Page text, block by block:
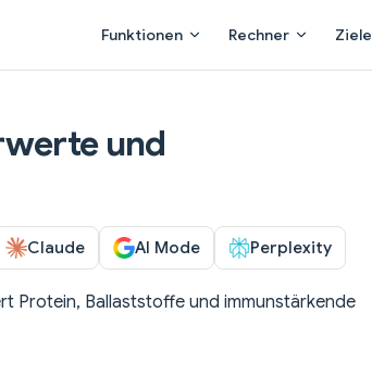
Funktionen Rechner Ziele
und
Claude AI Mode Perplexity
Protein, Ballaststoffe und immunstärkende